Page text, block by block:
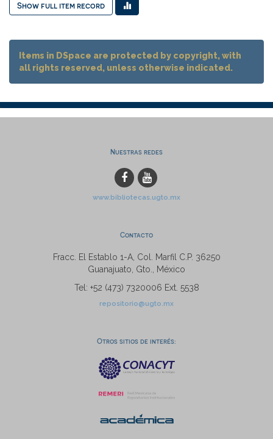
Show full item record
Items in DSpace are protected by copyright, with
all rights reserved, unless otherwise indicated.
Nuestras redes
www.bibliotecas.ugto.mx
Contacto
Fracc. El Establo 1-A, Col. Marfil C.P. 36250
Guanajuato, Gto., México
Tel: +52 (473) 7320006 Ext. 5538
repositorio@ugto.mx
Otros sitios de interés: